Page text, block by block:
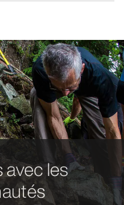
avec les